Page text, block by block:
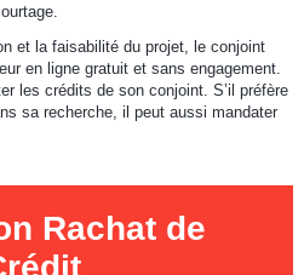
et la faisabilité du projet, le conjoint
en ligne gratuit et sans engagement.
les crédits de son conjoint. S’il préfère
sa recherche, il peut aussi mandater
Rachat de